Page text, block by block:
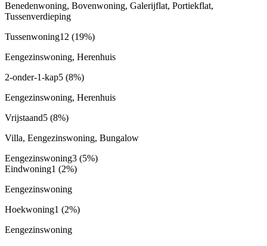
Benedenwoning, Bovenwoning, Galerijflat, Portiekflat,
Tussenverdieping
Tussenwoning12 (19%)
Eengezinswoning, Herenhuis
2-onder-1-kap5 (8%)
Eengezinswoning, Herenhuis
Vrijstaand5 (8%)
Villa, Eengezinswoning, Bungalow
Eengezinswoning3 (5%)
Eindwoning1 (2%)
Eengezinswoning
Hoekwoning1 (2%)
Eengezinswoning